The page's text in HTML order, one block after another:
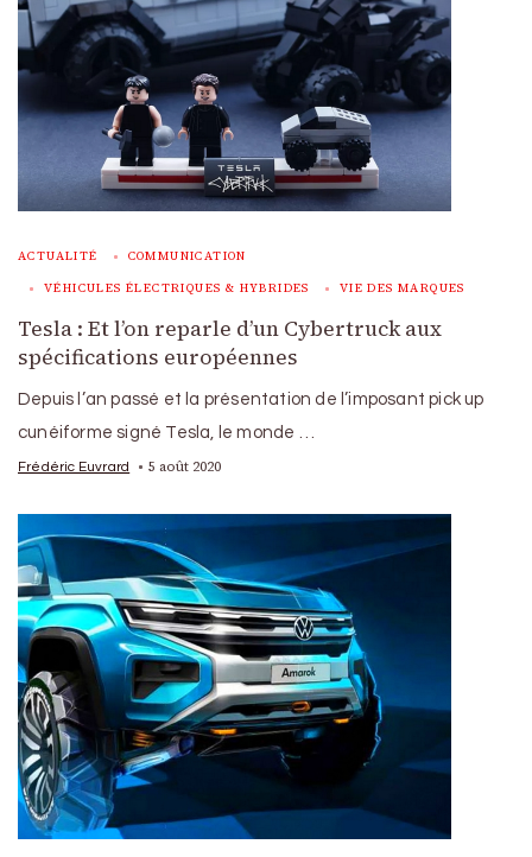
ACTUALITÉ COMMUNICATION
VÉHICULES ÉLECTRIQUES & HYBRIDES VIE DES MARQUES
Tesla : Et l’on reparle d’un Cybertruck aux
spécifications européennes
Depuis l’an passé et la présentation de l’imposant pick up
cunéiforme signé Tesla, le monde …
Frédéric Euvrard 5 août 2020